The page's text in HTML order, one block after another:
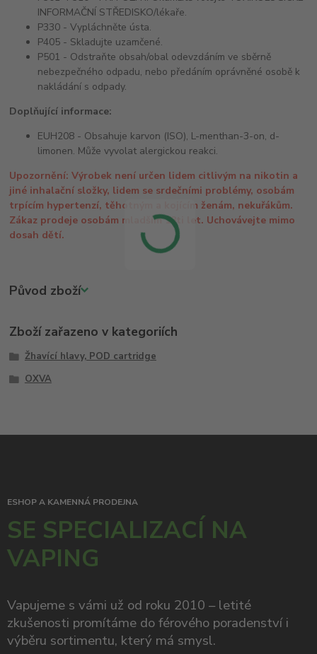
INFORMAČNÍ STŘEDISKO/lékaře.
P330 - Vypláchněte ústa.
P405 - Skladujte uzamčené.
P501 - Odstraňte obsah/obal odevzdáním ve sběrně
nebezpečného odpadu, nebo předáním oprávněné osobě k
nakládání s odpady.
Doplňující informace:
EUH208 - Obsahuje karvon (ISO), L-menthan-3-on, d-
limonen. Může vyvolat alergickou reakci.
Upozornění: Výrobek není určen lidem citlivým na nikotin a
jiné inhalační složky, lidem se srdečními problémy, osobám
trpícím hypertenzí, těhotným a kojícím ženám, nekuřákům.
Zákaz prodeje osobám mladším 18ti let. Uchovávejte mimo
dosah dětí.
Původ zboží
Zboží zařazeno v kategoriích
Žhavící hlavy, POD cartridge
OXVA
ESHOP A KAMENNÁ PRODEJNA
SE SPECIALIZACÍ NA
VAPING
Vapujeme s vámi už od roku 2010 – letité
zkušenosti promítáme do férového poradenství i
výběru sortimentu, který má smysl.